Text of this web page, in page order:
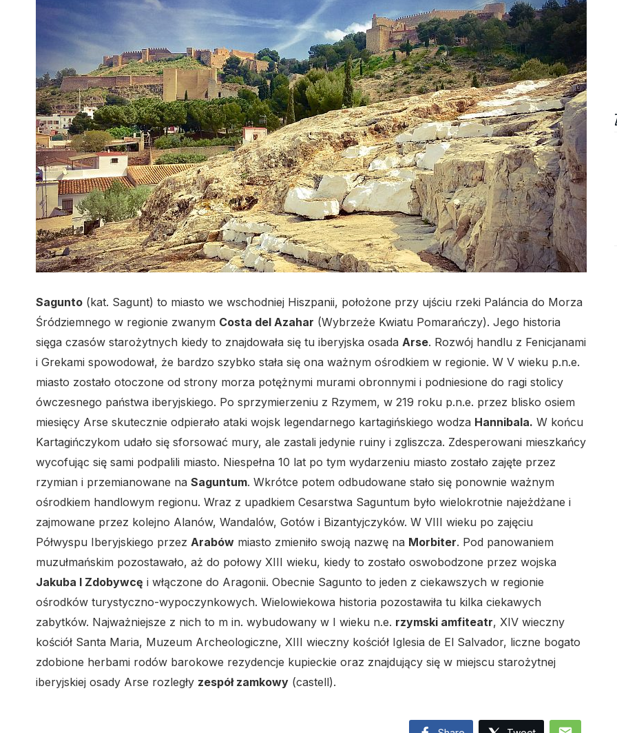
Sagunto (kat. Sagunt) to miasto we wschodniej Hiszpanii, położone przy ujściu rzeki Paláncia do Morza
Śródziemnego w regionie zwanym Costa del Azahar (Wybrzeże Kwiatu Pomarańczy). Jego historia
sięga czasów starożytnych kiedy to znajdowała się tu iberyjska osada Arse. Rozwój handlu z Fenicjanami
i Grekami spowodował, że bardzo szybko stała się ona ważnym ośrodkiem w regionie. W V wieku p.n.e.
miasto zostało otoczone od strony morza potężnymi murami obronnymi i podniesione do ragi stolicy
ówczesnego państwa iberyjskiego. Po sprzymierzeniu z Rzymem, w 219 roku p.n.e. przez blisko osiem
miesięcy Arse skutecznie odpierało ataki wojsk legendarnego kartagińskiego wodza Hannibala. W końcu
Kartagińczykom udało się sforsować mury, ale zastali jedynie ruiny i zgliszcza. Zdesperowani mieszkańcy
wycofując się sami podpalili miasto. Niespełna 10 lat po tym wydarzeniu miasto zostało zajęte przez
rzymian i przemianowane na Saguntum. Wkrótce potem odbudowane stało się ponownie ważnym
ośrodkiem handlowym regionu. Wraz z upadkiem Cesarstwa Saguntum było wielokrotnie najeżdżane i
zajmowane przez kolejno Alanów, Wandalów, Gotów i Bizantyjczyków. W VIII wieku po zajęciu
Półwyspu Iberyjskiego przez Arabów miasto zmieniło swoją nazwę na Morbiter. Pod panowaniem
muzułmańskim pozostawało, aż do połowy XIII wieku, kiedy to zostało oswobodzone przez wojska
Jakuba I Zdobywcę i włączone do Aragonii. Obecnie Sagunto to jeden z ciekawszych w regionie
ośrodków turystyczno-wypoczynkowych. Wielowiekowa historia pozostawiła tu kilka ciekawych
zabytków. Najważniejsze z nich to m in. wybudowany w I wieku n.e. rzymski amfiteatr, XIV wieczny
kościół Santa Maria, Muzeum Archeologiczne, XIII wieczny kościół Iglesia de El Salvador, liczne bogato
zdobione herbami rodów barokowe rezydencje kupieckie oraz znajdujący się w miejscu starożytnej
iberyjskiej osady Arse rozległy zespół zamkowy (castell).